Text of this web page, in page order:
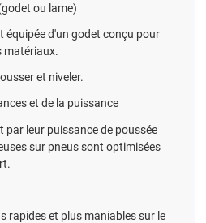
ou lame)
équipée d'un godet conçu pour
matériaux.
et niveler.
et de la puissance
par leur puissance de poussée
sur pneus sont optimisées
rapides et plus maniables sur le